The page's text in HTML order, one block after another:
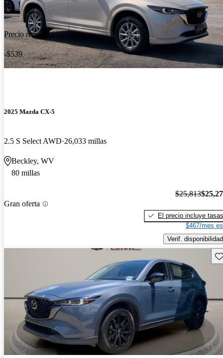
Precio reducido
-$539
2025 Mazda CX-5
2.5 S Select AWD 26,033 millas
Beckley, WV
80 millas
Gran oferta
$25,813
El precio incluye tasas
$467/mes
Verif. disponibilidad